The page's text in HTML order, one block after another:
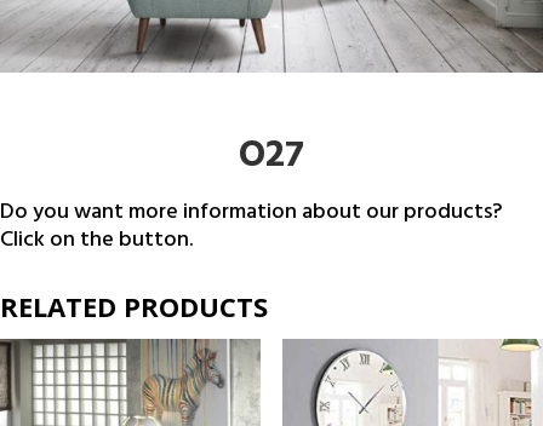
O27
Do you want more information about our products?
Click on the button.
RELATED PRODUCTS